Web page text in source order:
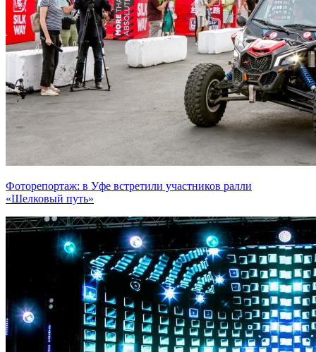
Фоторепортаж: в Уфе встретили участников ралли
«Шелковый путь»